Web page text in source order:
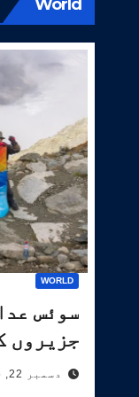
World
WORLD
سوئس
جزیروں
آب و
دسمبر 22, 2025